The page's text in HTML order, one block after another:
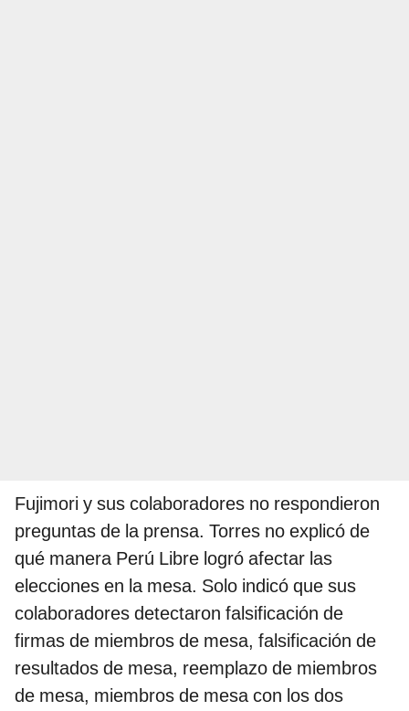
Fujimori y sus colaboradores no respondieron
preguntas de la prensa. Torres no explicó de
qué manera Perú Libre logró afectar las
elecciones en la mesa. Solo indicó que sus
colaboradores detectaron falsificación de
firmas de miembros de mesa, falsificación de
resultados de mesa, reemplazo de miembros
de mesa, miembros de mesa con los dos